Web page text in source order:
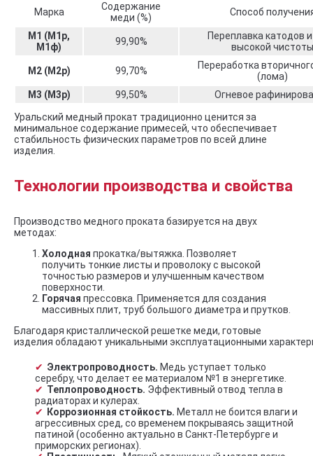
Марка
Содержание
меди (%)
Способ
М1 (М1р,
М1ф)
99,90%
Переплавка катодов
высокой чистоты
М2 (М2р) 99,70%
Переработка
(лома)
М3 (М3р)
99,50%
Огневое
Уральский медный прокат традиционно ценится за
минимальное содержание примесей, что обеспечивает
стабильность физических параметров по всей длине
изделия.
Технологии производства и свойства
Производство медного проката базируется на двух
методах:
Холодная прокатка/вытяжка. Позволяет
получить тонкие листы и проволоку с высокой
точностью размеров и улучшенным качеством
поверхности.
Горячая прессовка. Применяется для создания
массивных плит, труб большого диаметра и прутков.
Благодаря кристаллической решетке меди, готовые
изделия обладают уникальными эксплуатационными
Электропроводность. Медь уступает только
серебру, что делает ее материалом №1 в энергетике.
Теплопроводность. Эффективный отвод тепла в
радиаторах и кулерах.
Коррозионная стойкость. Металл не боится влаги и
агрессивных сред, со временем покрываясь защитной
патиной (особенно актуально в Санкт-Петербурге и
приморских регионах).